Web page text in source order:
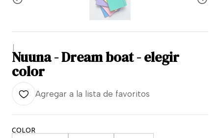
|
Nuuna - Dream boat - elegir
color
Agregar a la lista de favoritos
COLOR